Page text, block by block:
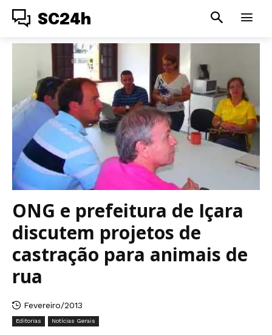
SC24h
ONG e prefeitura de Içara
discutem projetos de
castração para animais de
rua
Fevereiro/2013
Editorias Notícias Gerais